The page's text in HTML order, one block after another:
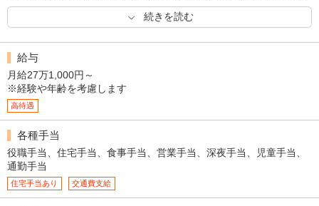
広告・企画や営業戦略の立案、顧客管理、ホール経営全般などの仕
事にも携わることが出来ます。パチンコホールの仕事は多岐にわた
続きを読む
給与
月給27万1,000円～
※経験や年齢を考慮します
高待遇
各種手当
役職手当、住宅手当、食事手当、営業手当、深夜手当、児童手当、
通勤手当
住宅手当あり 交通費支給